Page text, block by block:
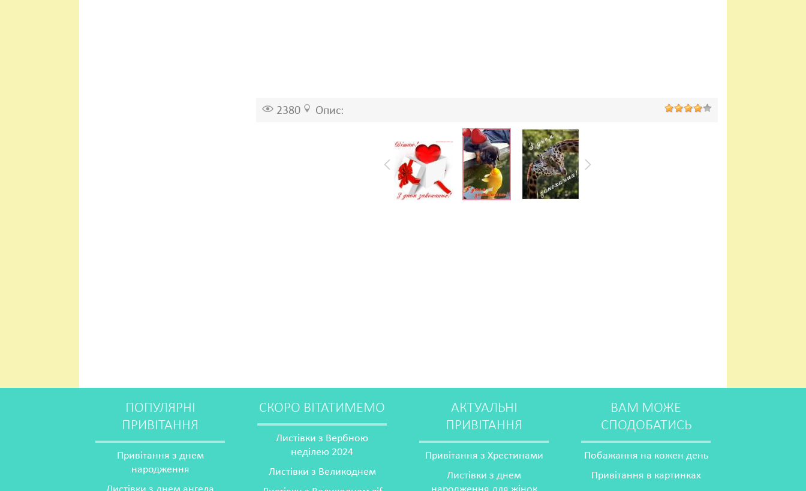
2380 Опис:
ПОПУЛЯРНІ
ПРИВІТАННЯ
Привітання з днем
народження
СКОРО ВІТАТИМЕМО
Листівки з Вербною
неділею 2024
Листівки з Великоднем
АКТУАЛЬНІ
ПРИВІТАННЯ
Привітання з Хрестинами
Листівки з днем
ВАМ МОЖЕ
СПОДОБАТИСЬ
Побажання на кожен день
Привітання в картинках